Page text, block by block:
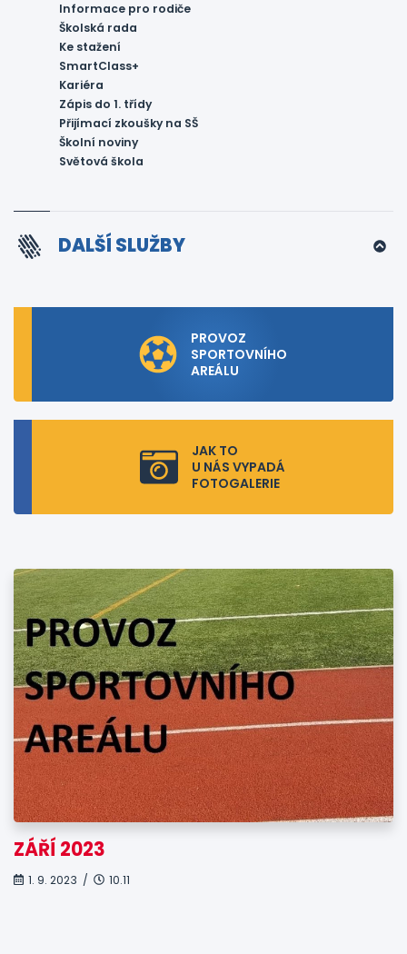
Informace pro rodiče
Školská rada
Ke stažení
SmartClass+
Kariéra
Zápis do 1. třídy
Přijímací zkoušky na SŠ
Školní noviny
Světová škola
DALŠÍ SLUŽBY
PROVOZ
SPORTOVNÍHO
AREÁLU
JAK TO
U NÁS VYPADÁ
FOTOGALERIE
ZÁŘÍ 2023
1. 9. 2023 / 10.11